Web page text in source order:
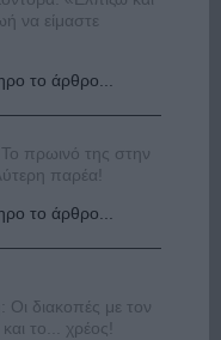
να είμαστε
το άρθρο...
πρωινό της στην
παρέα!
το άρθρο...
διακοπές με τον
το... χρέος!